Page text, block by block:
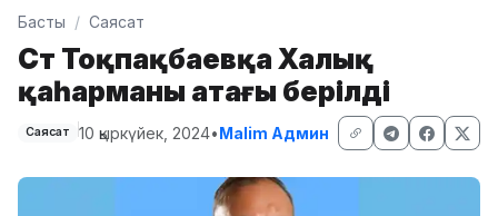
Басты Саясат
Сәт Тоқпақбаевқа Халық
қаһарманы атағы берілді
Саясат 10 қыркүйек, 2024•Malim Админ